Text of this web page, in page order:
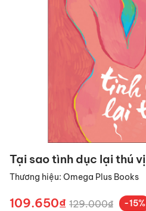
Tại sao tình dục lại thú vị
Thương hiệu: Omega Plus Books
109.650₫ 129.000₫
-15%